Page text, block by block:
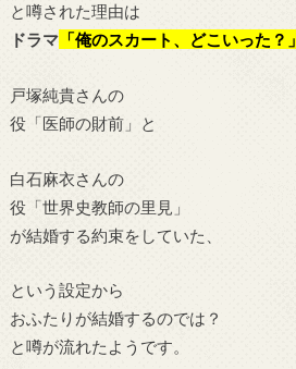
と噂された理由は
ドラマ「俺のスカート、どこいった？」
戸塚純貴さんの
役「医師の財前」と
白石麻衣さんの
役「世界史教師の里見」
が結婚する約束をしていた、
という設定から
おふたりが結婚するのでは？
と噂が流れたようです。